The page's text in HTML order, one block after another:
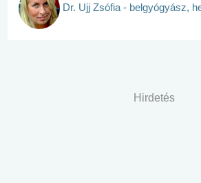
Dr. Ujj Zsófia - belgyógyász,
Hirdetés